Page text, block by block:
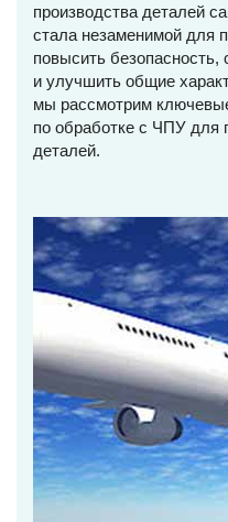
производства деталей
стала незаменимой для
повысить безопасность,
и улучшить общие
мы рассмотрим
по обработке с ЧПУ для
деталей.